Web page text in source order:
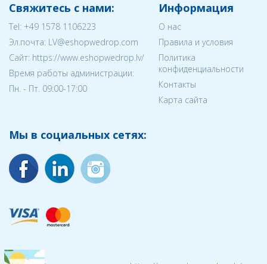
Свяжитесь с нами:
Tel: +49 1578 1106223
Эл.почта: LV@eshopwedrop.com
Cайт: https://www.eshopwedrop.lv/
Время работы администрации:
Пн. - Пт. 09:00-17:00
Информация
О нас
Правила и условия
Политика
конфиденциальности
Контакты
Карта сайта
Мы в социальных сетях: